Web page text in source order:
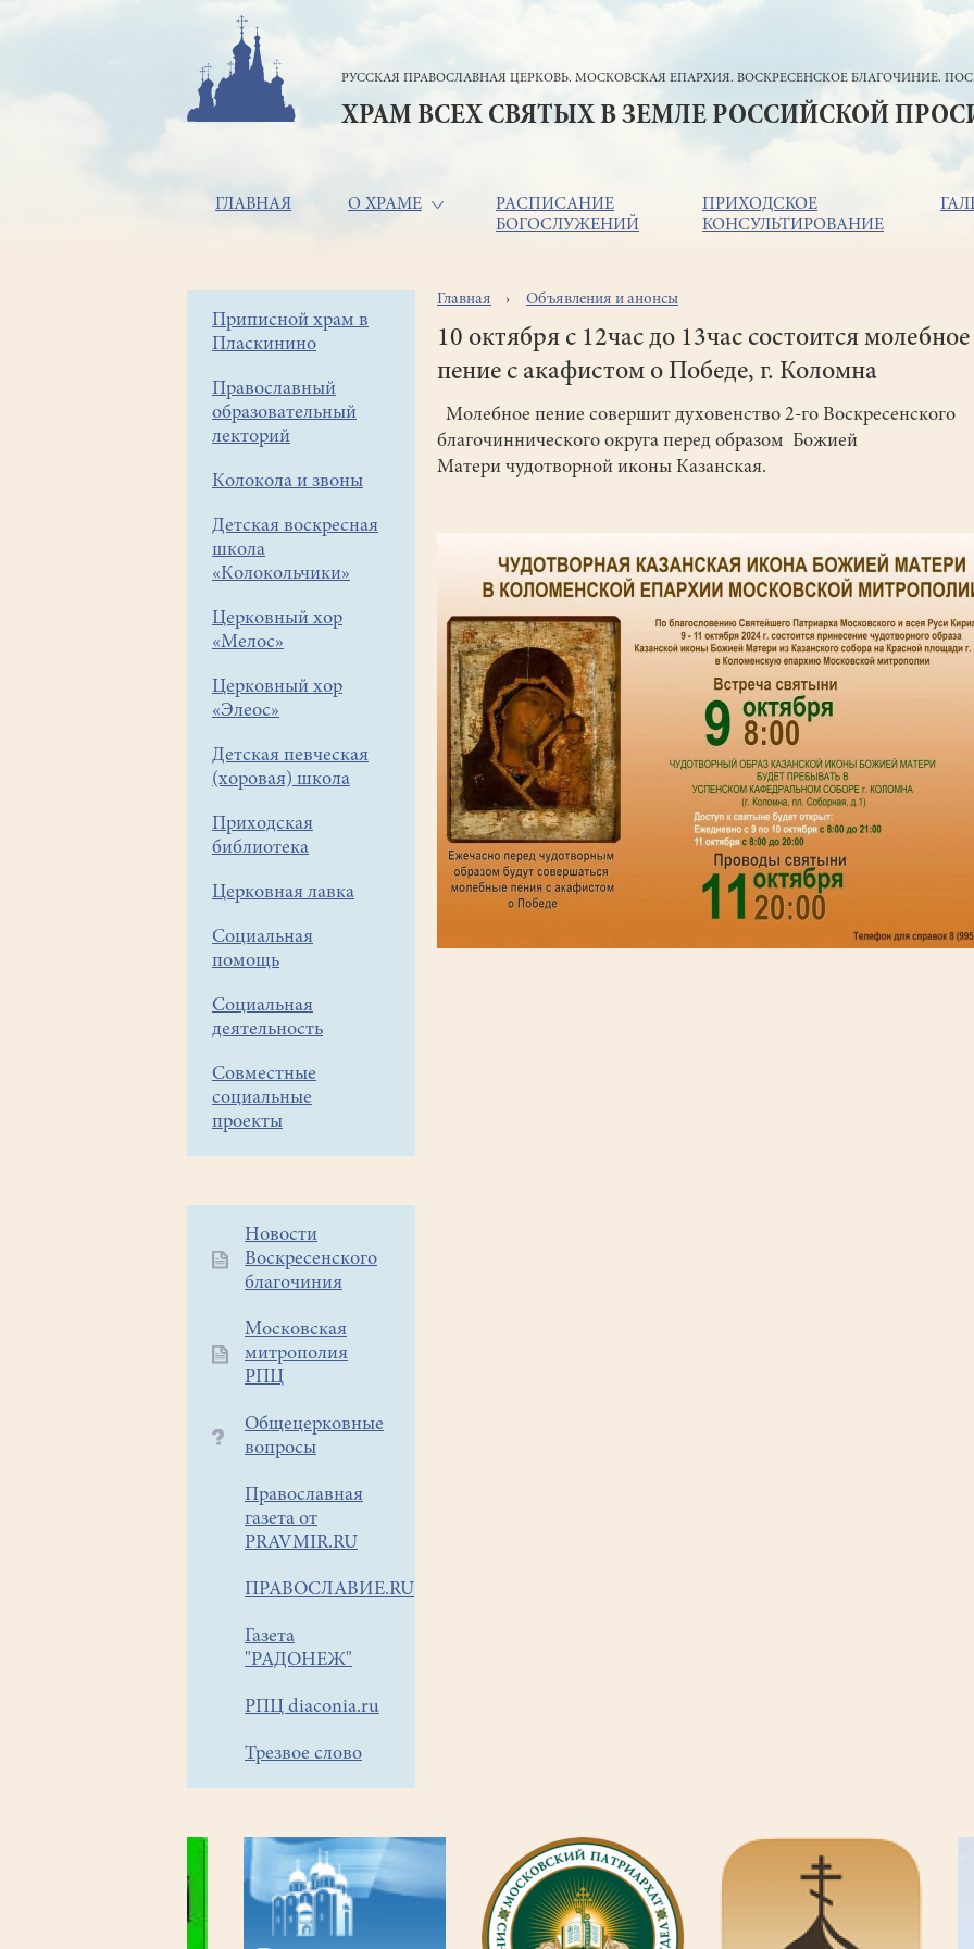
РУССКАЯ ПРАВОСЛАВНАЯ ЦЕРКОВЬ. МОСКОВСКАЯ ЕПАРХИЯ. ВОСКРЕСЕНСКОЕ БЛАГОЧИНИЕ.
ХРАМ ВСЕХ СВЯТЫХ В ЗЕМЛЕ РОССИЙСКОЙ
Основная
ГЛАВНАЯ О ХРАМЕ
РАСПИСАНИЕ
БОГОСЛУЖЕНИЙ
ПРИХОДСКОЕ
КОНСУЛЬТИРОВАНИЕ
Боковое
меню
Приписной храм в
Пласкинино
Православный
образовательный
лекторий
Колокола и звоны
Детская воскресная
школа
«Колокольчики»
Церковный хор
«Мелос»
Церковный хор
«Элеос»
Детская певческая
(хоровая) школа
Приходская
библиотека
Церковная лавка
Социальная
помощь
Социальная
деятельность
Совместные
социальные
проекты
Дополнительное
меню
Новости
Воскресенского
благочиния
Московская
митрополия
РПЦ
Общецерковные
вопросы
Православная
газета от
PRAVMIR.RU
ПРАВОСЛАВИЕ.RU
Газета
"РАДОНЕЖ"
РПЦ diaconia.ru
Трезвое слово
Строка
навигации
Главная Объявления и анонсы
10 октября с 12час до 13час состоится молебное
пение с акафистом о Победе, г. Коломна
Молебное пение совершит духовенство 2-го Воскресенского
благочиннического округа перед образом Божией
Матери чудотворной иконы Казанская.